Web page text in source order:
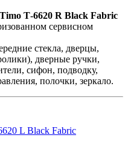
Т-6620 R Black Fabric
сервисном
стекла, дверцы,
дверные ручки,
сифон, подводку,
полочки, зеркало.
L Black Fabric